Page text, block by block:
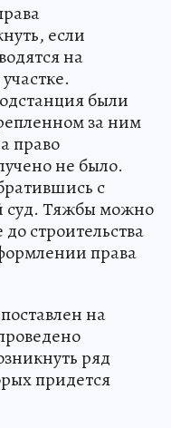
если
на
были
за ним
право
не было.
с
суд. Тяжбы можно
строительства
права
на
ряд
придется